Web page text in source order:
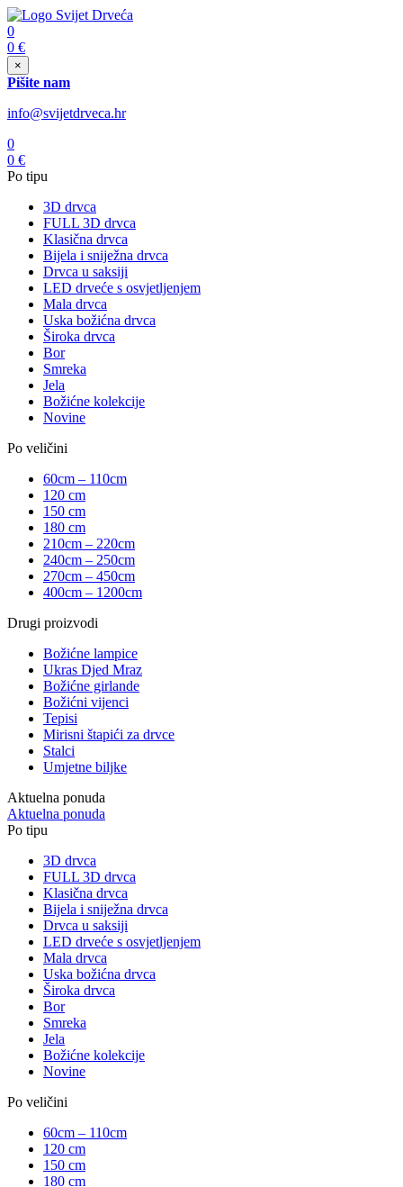
0
0 €
×
Pišite nam
info@svijetdrveca.hr
0
0 €
Po tipu
3D drvca
FULL 3D drvca
Klasična drvca
Bijela i sniježna drvca
Drvca u saksiji
LED drveće s osvjetljenjem
Mala drvca
Uska božićna drvca
Široka drvca
Bor
Smreka
Jela
Božićne kolekcije
Novine
Po veličini
60cm – 110cm
120 cm
150 cm
180 cm
210cm – 220cm
240cm – 250cm
270cm – 450cm
400cm – 1200cm
Drugi proizvodi
Božićne lampice
Ukras Djed Mraz
Božićne girlande
Božićni vijenci
Tepisi
Mirisni štapići za drvce
Stalci
Umjetne biljke
Aktuelna ponuda
Aktuelna ponuda
Po tipu
3D drvca
FULL 3D drvca
Klasična drvca
Bijela i sniježna drvca
Drvca u saksiji
LED drveće s osvjetljenjem
Mala drvca
Uska božićna drvca
Široka drvca
Bor
Smreka
Jela
Božićne kolekcije
Novine
Po veličini
60cm – 110cm
120 cm
150 cm
180 cm